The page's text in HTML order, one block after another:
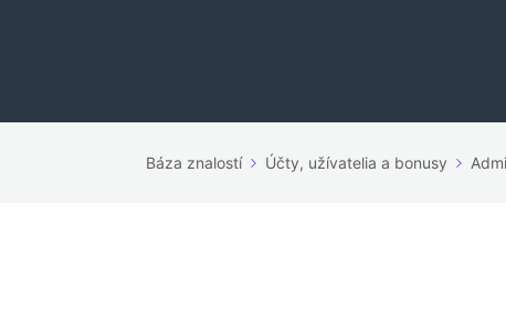
Báza znalostí Účty, užívatelia a bonusy